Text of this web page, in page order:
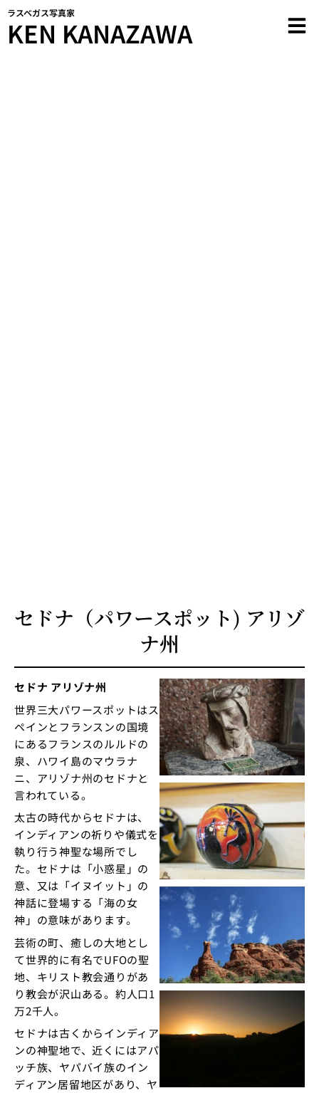
内
容
を
ラスベガス写真家
KEN KANAZAWA
セドナ（パワースポット) アリゾ
ナ州
セドナ アリゾナ州
世界三大パワースポットはス
ペインとフランスンの国境
にあるフランスのルルドの
泉、ハワイ島のマウラナ
ニ、アリゾナ州のセドナと
言われている。
太古の時代からセドナは、
インディアンの祈りや儀式を
執り行う神聖な場所でし
た。セドナは「小惑星」の
意、又は「イヌイット」の
神話に登場する「海の女
神」の意味があります。
芸術の町、癒しの大地とし
て世界的に有名でUFOの聖
地、キリスト教会通りがあ
り教会が沢山ある。約人口1
万2千人。
セドナは古くからインディア
ンの神聖地で、近くにはアパ
ッチ族、ヤパバイ族のイン
ディアン居留地区があり、ヤ